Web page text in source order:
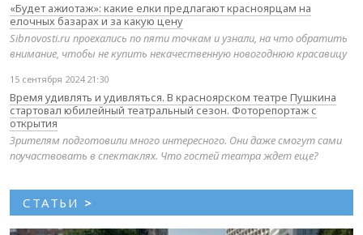
«Будет ажиотаж»: какие елки предлагают красноярцам на
елочных базарах и за какую цену
Sibnovosti.ru проехались по пяти точкам и узнали, на что обратить
внимание, чтобы не купить некачественную новогоднюю красавицу
15 сентября 2024 21:30
Время удивлять и удивляться. В красноярском театре Пушкина
стартовал юбилейный театральный сезон. Фоторепортаж с
открытия
Зрителям подготовили много интересного. Они даже смогут сами
поучаствовать в спектаклях. Что гостей театра ждет еще?
СТАТЬИ >